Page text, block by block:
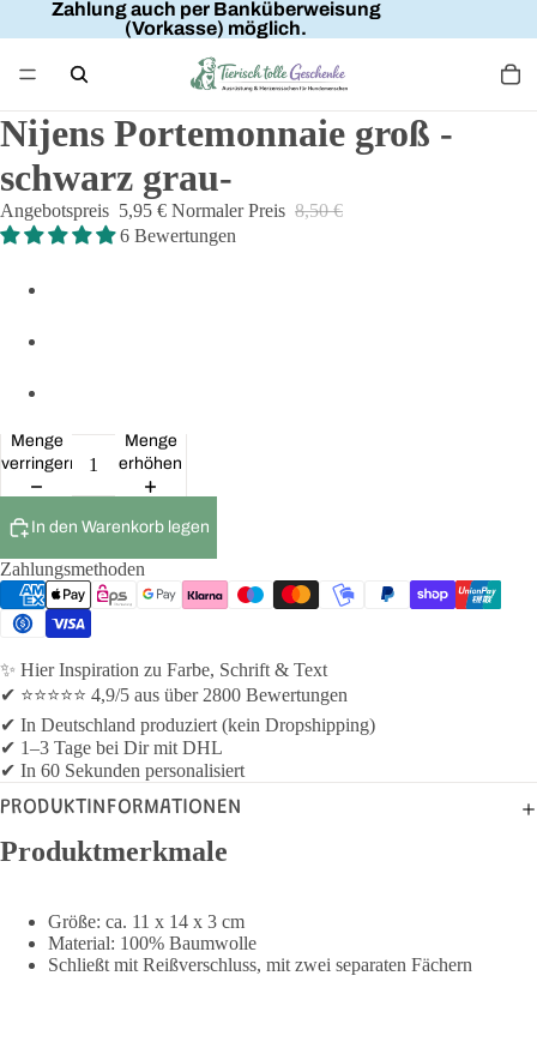
Zahlung auch per Banküberweisung
(Vorkasse) möglich.
Nijens Portemonnaie groß -
schwarz grau-
Angebotspreis 5,95 € Normaler Preis 8,50 €
6 Bewertungen
Menge
verringern
Menge
erhöhen
In den Warenkorb legen
Zahlungsmethoden
✨ Hier Inspiration zu Farbe, Schrift & Text
✔ ⭐⭐⭐⭐⭐ 4,9/5 aus über 2800 Bewertungen
✔ In Deutschland produziert (kein Dropshipping)
✔ 1–3 Tage bei Dir mit DHL
✔ In 60 Sekunden personalisiert
PRODUKTINFORMATIONEN
Produktmerkmale
Größe: ca. 11 x 14 x 3 cm
Material: 100% Baumwolle
Schließt mit Reißverschluss, mit zwei separaten Fächern